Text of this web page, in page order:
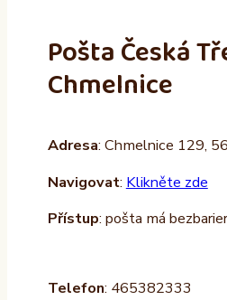
Pošta Česká
Chmelnice
Adresa: Chmelnice 129,
Navigovat: Klikněte zde
Přístup: pošta má
Telefon: 465382333